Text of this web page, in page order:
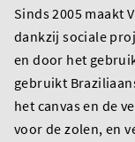
Sinds 2005 maakt
dankzij sociale
en door het
gebruikt
het canvas en de
voor de zolen, en